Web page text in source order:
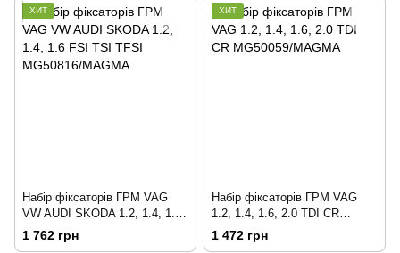
ХИТ
Набір фіксаторів ГРМ VAG
VW AUDI SKODA 1.2, 1.4, 1.6
FSI TSI TFSI
MG50816/MAGMA
1 762 грн
ХИТ
Набір фіксаторів ГРМ VAG
1.2, 1.4, 1.6, 2.0 TDI CR
MG50059/MAGMA
1 472 грн